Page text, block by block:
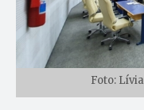
Foto: